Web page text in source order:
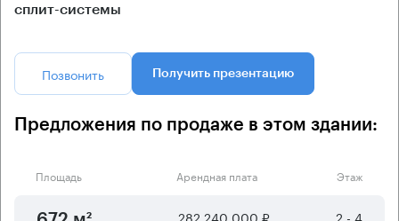
сплит-системы
Позвонить Получить презентацию
Предложения по продаже в этом здании:
Площадь Арендная плата Этаж
282 240 000 ₽ 2 - 4